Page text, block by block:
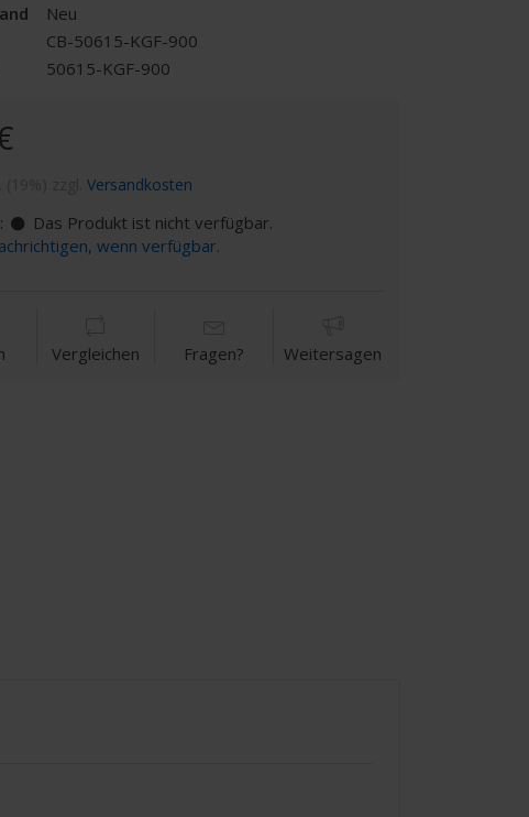
Neu
CB-50615-KGF-900
50615-KGF-900
Versandkosten
Das Produkt ist nicht verfügbar.
wenn verfügbar.
Vergleichen Fragen? Weitersagen